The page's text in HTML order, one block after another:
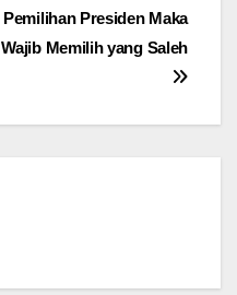
Pemilihan Presiden Maka
Wajib Memilih yang Saleh